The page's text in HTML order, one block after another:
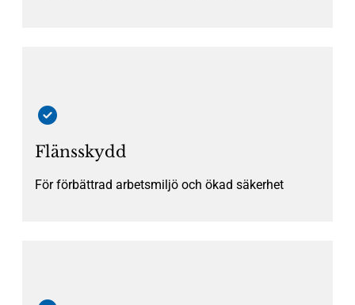
Flänsskydd
För förbättrad arbetsmiljö och ökad säkerhet